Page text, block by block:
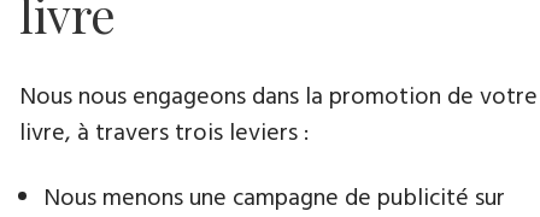
livre
Nous nous engageons dans la promotion de votre
livre​, à travers trois leviers :
Nous menons une campagne de publicité sur